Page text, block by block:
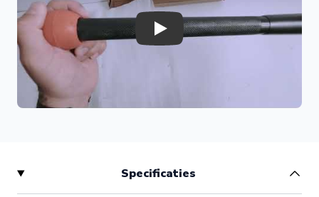
Betere coördinatie en stabiliteit:train gecontroleerde
en natuurlijke bewegingen
Uitstekende aanvulling op kettlebell training:
variatie en uitdaging
Duurzaam ontwerp met stevige grip
De2,5kg clubbellis gemaakt van hoogwaardig staal en
tijdens het trainen. Hierdoor kun je veilig en comfortabel
verschillende oefeningen uitvoeren, zelfs tijdens intensieve
Play
Specificaties